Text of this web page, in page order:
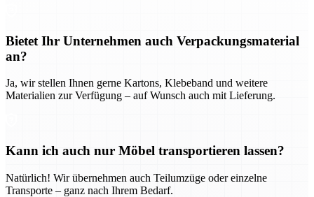
Bietet Ihr Unternehmen auch Verpackungsmaterial
an?
Ja, wir stellen Ihnen gerne Kartons, Klebeband und weitere
Materialien zur Verfügung – auf Wunsch auch mit Lieferung.
Kann ich auch nur Möbel transportieren lassen?
Natürlich! Wir übernehmen auch Teilumzüge oder einzelne
Transporte – ganz nach Ihrem Bedarf.